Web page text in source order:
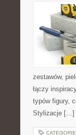
zestawów,
łączy
typów figury,
Stylizacje […]